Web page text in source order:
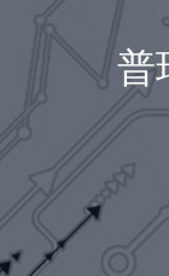
普